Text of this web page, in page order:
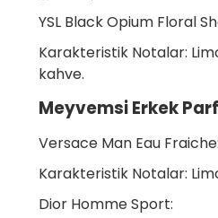
YSL Black Opium Floral
Karakteristik Notalar:
kahve.
Meyvemsi Erkek
Versace Man Eau Fraiche:
Karakteristik Notalar:
Dior Homme Sport: